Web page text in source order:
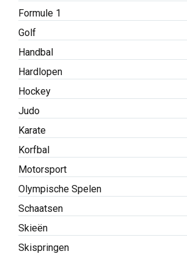
Formule 1
Golf
Handbal
Hardlopen
Hockey
Judo
Karate
Korfbal
Motorsport
Olympische Spelen
Schaatsen
Skieën
Skispringen